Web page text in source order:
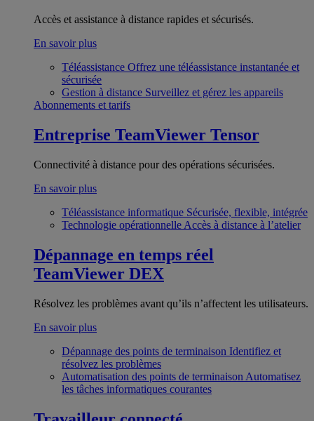
Accès et assistance à distance rapides et sécurisés.
En savoir plus
Téléassistance Offrez une téléassistance instantanée et
sécurisée
Gestion à distance Surveillez et gérez les appareils
Abonnements et tarifs
Entreprise TeamViewer Tensor
Connectivité à distance pour des opérations sécurisées.
En savoir plus
Téléassistance informatique Sécurisée, flexible, intégrée
Technologie opérationnelle Accès à distance à l’atelier
Dépannage en temps réel
TeamViewer DEX
Résolvez les problèmes avant qu’ils n’affectent les utilisateurs.
En savoir plus
Dépannage des points de terminaison Identifiez et
résolvez les problèmes
Automatisation des points de terminaison Automatisez
les tâches informatiques courantes